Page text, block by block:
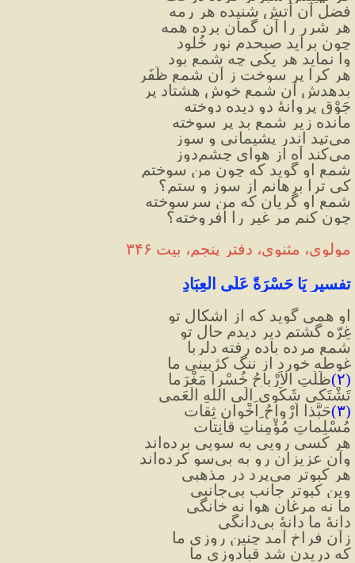
فضل آن آتش شنیده هر رمه
هر شرر را آن گمان برده همه
چون برآید صبحدم نور خُلود
وا نماید هر یکی چه شمع بود
هر کرا پر سوخت ز آن شمع ظَفَر
بدهدش آن شمع خوش هشتاد پر
جَوْق پروانهٔ دو دیده دوخته
مانده زیر شمع بد پر سوخته
می‌تپد اندر پشیمانی و سوز
می‌کند آه از هوای چشم‌دوز
شمع او گوید که چون من سوختم
کی ترا برهانم از سوز و ستم؟
شمع او گریان که من سرسوخته
چون کنم مر غیر را افروخته؟
مولوی، مثنوی، دفتر پنجم، بیت ۳۴۶
تفسیر يَا حَسْرَةً عَلَى الْعِبَادِ
او همی گوید که از اشکال تو
غِرّه گشتم دیر دیدم حال تو
شمع مرده باده رفته دلربا
غوطه خورد از ننگ کژبینی ما
(۲)
ظَلَّتِ الْاَرْباحُ خُسْراً مَغْرَما
تَشْتَکی شَکْوی ِالَی اللهِ الْعَمی
(۳)
حَبَّذا اَرْواحُ ِاخْوانٍ ثِقات
مُسْلِماتٍ مُؤْمِناتٍ قانِتات
هر کسی رویی به سویی برده‌اند
وآن عزیزان رو به بی‌سو کرده‌اند
هر کبوتر می‌پرد در مذهبی
وین کبوتر جانب بی‌جانبی
ما نه مرغان هوا نه خانگی
دانهٔ ما دانهٔ بی‌دانگی
زآن فراخ آمد چنین روزی ما
که دریدن شد قبادوزی ما